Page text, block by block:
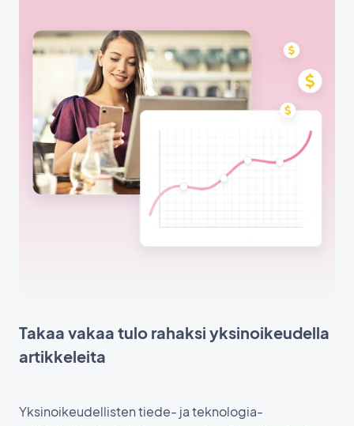
Takaa vakaa tulo rahaksi yksinoikeudella
artikkeleita
Yksinoikeudellisten tiede- ja teknologia-